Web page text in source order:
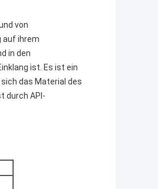
von
auf ihrem
in den
ist. Es ist ein
das Material des
durch API-